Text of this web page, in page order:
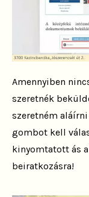
Amennyiben
szeretnék
szeretném
gombot kell
kinyomtatott ás
beiratkozásra!